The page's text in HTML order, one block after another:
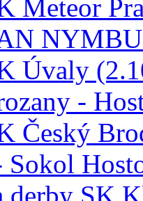
Meteor
Úvaly
-
Český
derby SK